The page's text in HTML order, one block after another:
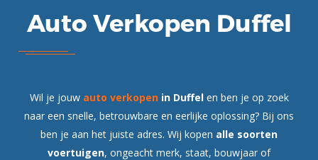
Auto Verkopen Duffel
Wil je jouw auto verkopenin Duffelen ben je op zoek
naar een snelle, betrouwbare en eerlijke oplossing? Bij ons
ben je aan het juiste adres. Wij kopen alle soorten
voertuigen, ongeacht merk, staat, bouwjaar of